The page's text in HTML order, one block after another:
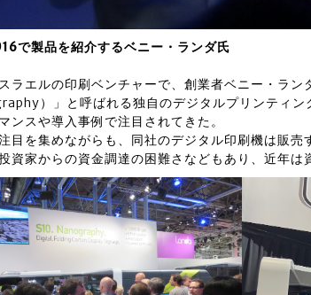
で製品を紹介するベニー・ランダ氏
ラエルの印刷ベンチャーで、創業者ベニー・ラン
）」と呼ばれる独自のデジタルプリンティ
ンスや導入事例で注目されてきた。
目を集めながらも、同社のデジタル印刷機は販売
資家からの資金調達の困難さなどもあり、近年は